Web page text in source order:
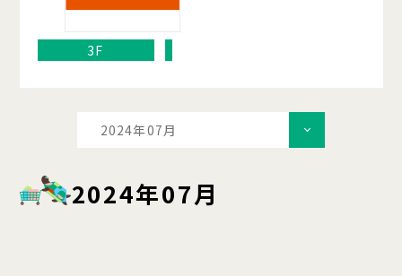
3F
2024年07月
2024年07月